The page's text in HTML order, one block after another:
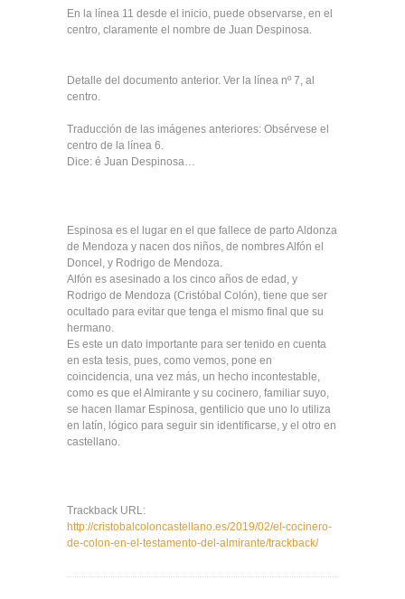
En la línea 11 desde el inicio, puede observarse, en el
centro, claramente el nombre de Juan Despinosa.
Detalle del documento anterior. Ver la línea nº 7, al
centro.
Traducción de las imágenes anteriores: Obsérvese el
centro de la línea 6.
Dice: é Juan Despinosa…
Espinosa es el lugar en el que fallece de parto Aldonza
de Mendoza y nacen dos niños, de nombres Alfón el
Doncel, y Rodrigo de Mendoza.
Alfón es asesinado a los cinco años de edad, y
Rodrigo de Mendoza (Cristóbal Colón), tiene que ser
ocultado para evitar que tenga el mismo final que su
hermano.
Es este un dato importante para ser tenido en cuenta
en esta tesis, pues, como vemos, pone en
coincidencia, una vez más, un hecho incontestable,
como es que el Almirante y su cocinero, familiar suyo,
se hacen llamar Espinosa, gentilicio que uno lo utiliza
en latín, lógico para seguir sin identificarse, y el otro en
castellano.
Trackback URL:
http://cristobalcoloncastellano.es/2019/02/el-cocinero-
de-colon-en-el-testamento-del-almirante/trackback/